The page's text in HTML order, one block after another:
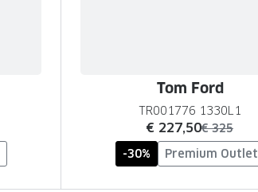
Tom Ford
TR001776 1330L1
nu:
€ 227,50was:
€ 325
-30%
Premium Outlet